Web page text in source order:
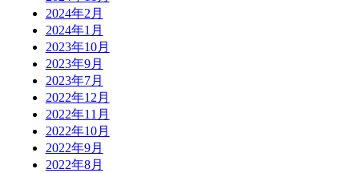
2024年2月
2024年1月
2023年10月
2023年9月
2023年7月
2022年12月
2022年11月
2022年10月
2022年9月
2022年8月